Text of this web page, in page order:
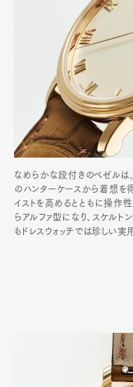
なめらかな段付きのベゼル
のハンターケースから着想を
イストを高めるとともに操作
らアルファ型になり､スケルト
もドレスウォッチでは珍しい